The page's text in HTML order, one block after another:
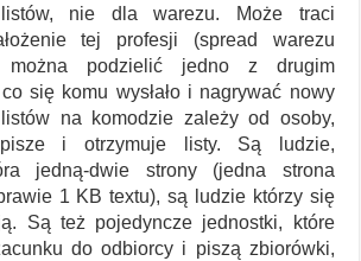
nie dla warezu. Może traci
tej profesji (spread warezu
można podzielić jedno z drugim
się komu wysłało i nagrywać nowy
na komodzie zależy od osoby,
i otrzymuje listy. Są ludzie,
jedną-dwie strony (jedna strona
1 KB textu), są ludzie którzy się
Są też pojedyncze jednostki, które
do odbiorcy i piszą zbiorówki,